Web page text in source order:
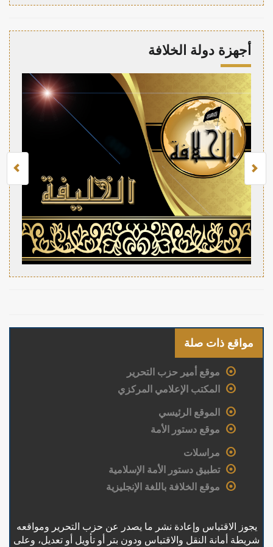
أجهزة دولة الخلافة
مواقع ذات صلة
موقع أمير حزب التحرير
المكتب الإعلامي المركزي
الموقع الرئيسي
موقع دستور الأمة
مراسلات
تطبيق دستور الأمة الإسلامية
موقع الخلافة باللغة الإنجليزية
يجوز الاقتباس وإعادة نشر ما يصدر عن حزب التحرير ومواقعه
شريطة أمانة النقل والاقتباس ودون بتر أو تأويل أو تعديل، وعلى